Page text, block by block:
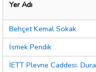
Yer Adı
Behçet Kemal Sokak
İsmek Pendik
İETT Plevne Caddesi.